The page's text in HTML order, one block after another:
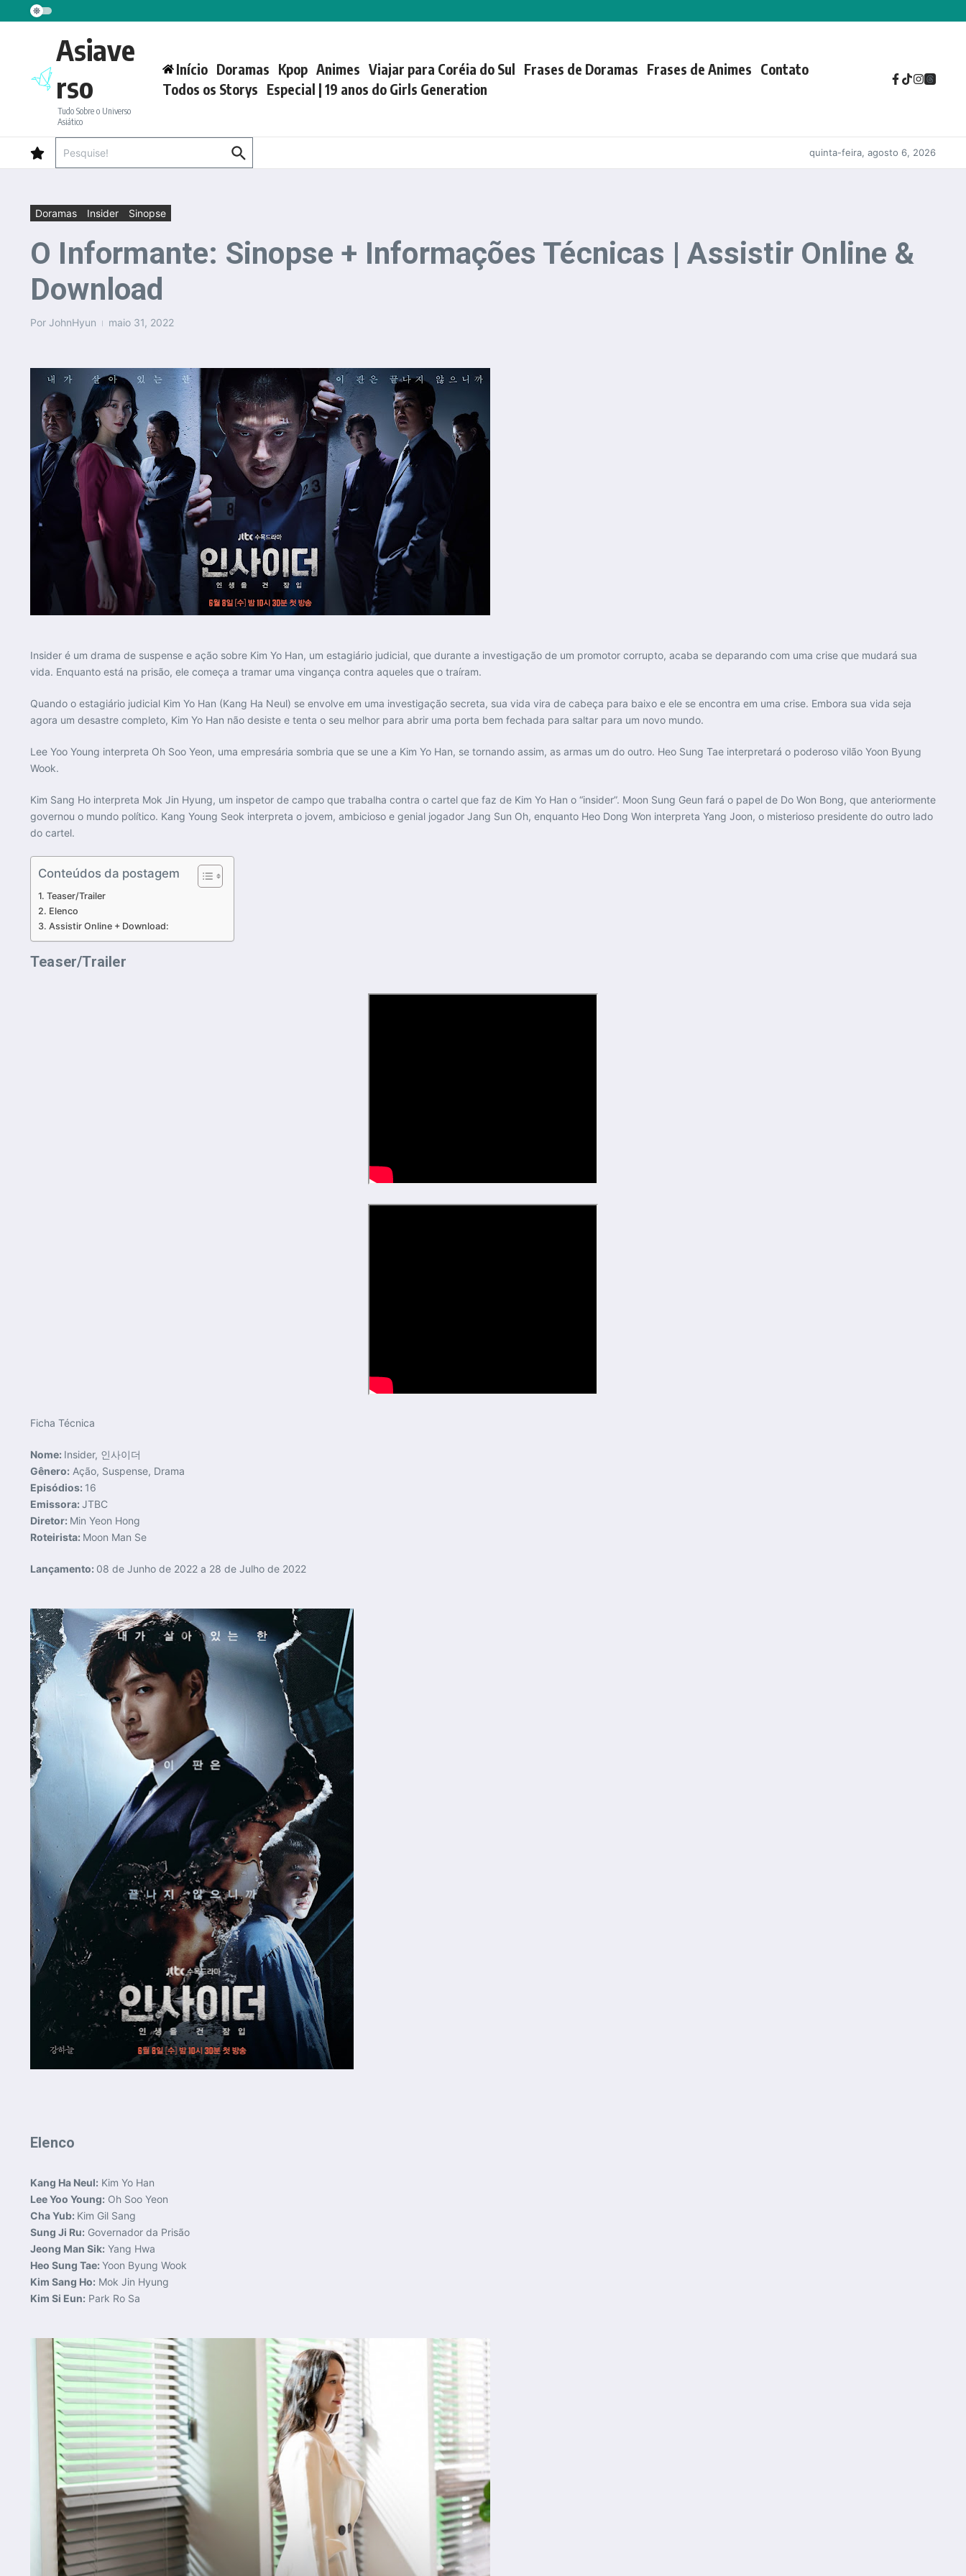
Ir para o conteúdo
Asiave
rso
Tudo Sobre o Universo
Asiático
Início Doramas Kpop Animes Viajar para Coréia do Sul Frases de Doramas Frases de Animes Contato
Todos os Storys Especial | 19 anos do Girls Generation
quinta-feira, agosto 6, 2026
Doramas Insider Sinopse
O Informante: Sinopse + Informações Técnicas | Assistir Online &
Download
Por JohnHyun maio 31, 2022
Insider é um drama de suspense e ação sobre Kim Yo Han, um estagiário judicial, que durante a investigação de um promotor corrupto, acaba se deparando com uma crise que mudará sua
vida. Enquanto está na prisão, ele começa a tramar uma vingança contra aqueles que o traíram.
Quando o estagiário judicial Kim Yo Han (Kang Ha Neul) se envolve em uma investigação secreta, sua vida vira de cabeça para baixo e ele se encontra em uma crise. Embora sua vida seja
agora um desastre completo, Kim Yo Han não desiste e tenta o seu melhor para abrir uma porta bem fechada para saltar para um novo mundo.
Lee Yoo Young interpreta Oh Soo Yeon, uma empresária sombria que se une a Kim Yo Han, se tornando assim, as armas um do outro. Heo Sung Tae interpretará o poderoso vilão Yoon Byung
Wook.
Kim Sang Ho interpreta Mok Jin Hyung, um inspetor de campo que trabalha contra o cartel que faz de Kim Yo Han o “insider”. Moon Sung Geun fará o papel de Do Won Bong, que anteriormente
governou o mundo político. Kang Young Seok interpreta o jovem, ambicioso e genial jogador Jang Sun Oh, enquanto Heo Dong Won interpreta Yang Joon, o misterioso presidente do outro lado
do cartel.
Conteúdos da postagem
Teaser/Trailer
Elenco
Assistir Online + Download:
Teaser/Trailer
Ficha Técnica
Nome: Insider, 인사이더
Gênero: Ação, Suspense, Drama
Episódios: 16
Emissora: JTBC
Diretor: Min Yeon Hong
Roteirista: Moon Man Se
Lançamento: 08 de Junho de 2022 a 28 de Julho de 2022
Elenco
Kang Ha Neul: Kim Yo Han
Lee Yoo Young: Oh Soo Yeon
Cha Yub: Kim Gil Sang
Sung Ji Ru: Governador da Prisão
Jeong Man Sik: Yang Hwa
Heo Sung Tae: Yoon Byung Wook
Kim Sang Ho: Mok Jin Hyung
Kim Si Eun: Park Ro Sa